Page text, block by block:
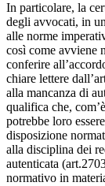
In particolare, la
degli avvocati, in
alle norme
così come avviene
conferire
chiare lettere
alla mancanza di
qualifica che,
potrebbe loro
disposizione
alla disciplina dei
autenticata
normativo in